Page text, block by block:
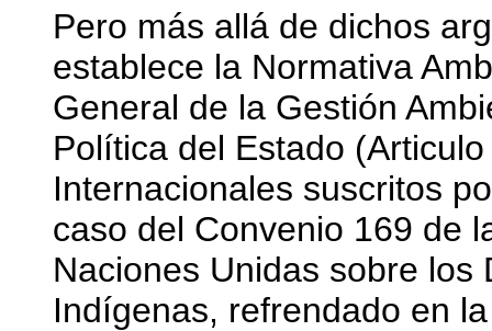
Pero más allá de dichos
establece la Normativa
General de la Gestión
Política del Estado
Internacionales suscritos
caso del Convenio 169 de
Naciones Unidas sobre los
Indígenas, refrendado en